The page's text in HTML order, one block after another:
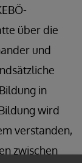
über die
und
in
wird
verstanden,
zwischen